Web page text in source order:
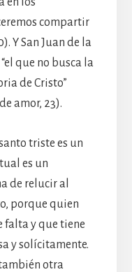
compartir
Y San Juan de la
que no busca la
de Cristo”
amor, 23).
triste es un
es un
de relucir al
porque quien
falta y que tiene
y solícitamente.
otra